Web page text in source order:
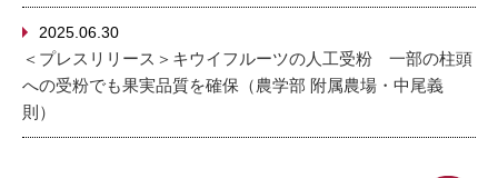
2025.06.30
＜プレスリリース＞キウイフルーツの人工受粉 一部の柱頭
への受粉でも果実品質を確保（農学部 附属農場・中尾義
則）